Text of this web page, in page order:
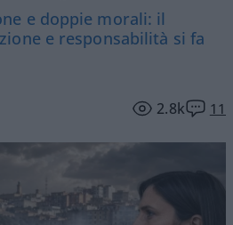
e doppie morali: il
e responsabilità si fa
2.8k 11